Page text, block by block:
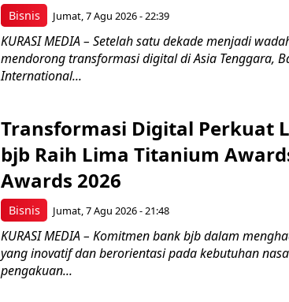
Bisnis Jumat, 7 Agu 2026 - 22:39
KURASI MEDIA – Setelah satu dekade menjadi
mendorong transformasi digital di Asia Tenggara,
International...
Bisnis
Transformasi Digital Perkuat
bjb Raih Lima Titanium
Awards 2026
Jumat, 7 Agu 2026 - 21:48
KURASI MEDIA – Komitmen bank bjb dalam
yang inovatif dan berorientasi pada kebutuhan
pengakuan...